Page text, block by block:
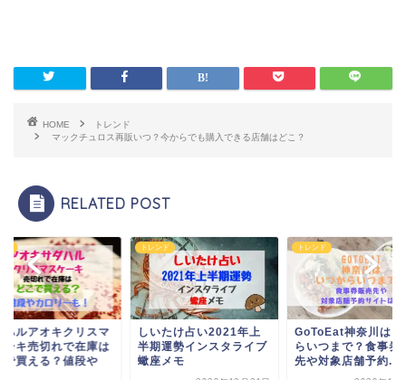
HOME
トレンド
マックチュロス再販いつ？今からでも購入できる店舗はどこ？
RELATED POST
ハルアオキクリスマ
ーキ売切れで在庫は
で買える？値段や
トレンド
しいたけ占い2021年上
半期運勢インスタライブ
蠍座メモ
トレンド
GoToEat神奈川はい
らいつまで？食事券
先や対象店舗予約...